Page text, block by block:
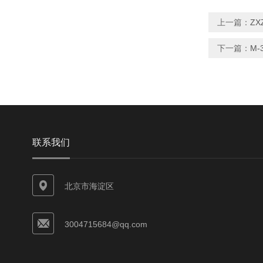
上一篇：
下一篇： M-
联系我们
北京市海淀区
3004715684@qq.com